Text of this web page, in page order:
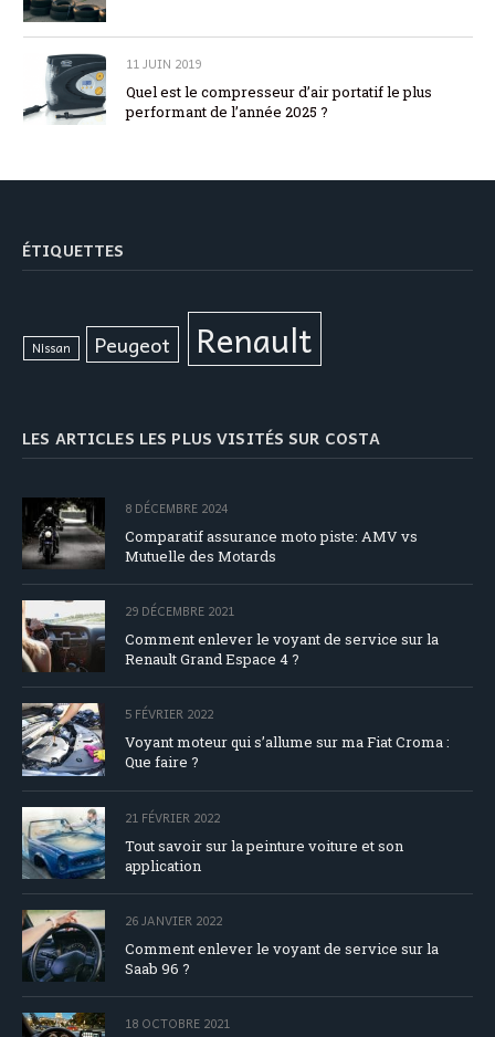
11 JUIN 2019
Quel est le compresseur d’air portatif le plus
performant de l’année 2025 ?
ÉTIQUETTES
Nissan Peugeot Renault
LES ARTICLES LES PLUS VISITÉS SUR COSTA
8 DÉCEMBRE 2024
Comparatif assurance moto piste: AMV vs
Mutuelle des Motards
29 DÉCEMBRE 2021
Comment enlever le voyant de service sur la
Renault Grand Espace 4 ?
5 FÉVRIER 2022
Voyant moteur qui s’allume sur ma Fiat Croma :
Que faire ?
21 FÉVRIER 2022
Tout savoir sur la peinture voiture et son
application
26 JANVIER 2022
Comment enlever le voyant de service sur la
Saab 96 ?
18 OCTOBRE 2021